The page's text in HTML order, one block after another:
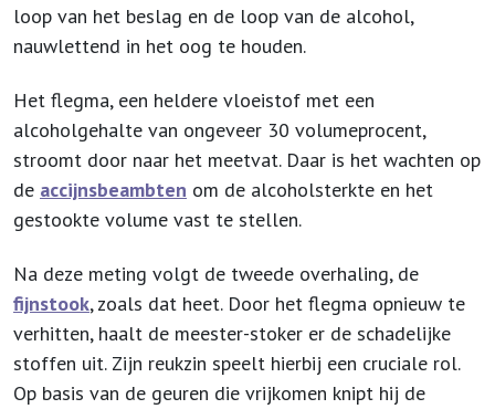
loop van het beslag en de loop van de alcohol,
nauwlettend in het oog te houden.
Het flegma, een heldere vloeistof met een
alcoholgehalte van ongeveer 30 volumeprocent,
stroomt door naar het meetvat. Daar is het wachten op
de accijnsbeambten om de alcoholsterkte en het
gestookte volume vast te stellen.
Na deze meting volgt de tweede overhaling, de
fijnstook, zoals dat heet. Door het flegma opnieuw te
verhitten, haalt de meester-stoker er de schadelijke
stoffen uit. Zijn reukzin speelt hierbij een cruciale rol.
Op basis van de geuren die vrijkomen knipt hij de